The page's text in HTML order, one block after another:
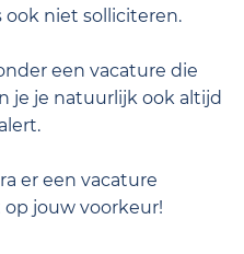
ook niet solliciteren.
een vacature die
je je natuurlijk ook altijd
er een vacature
op jouw voorkeur!